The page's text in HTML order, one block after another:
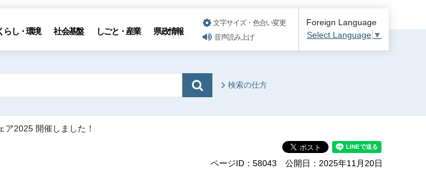
らし・環境 社会基盤 しごと・産業 県政情報
文字サイズ・色合い変更
音声読み上げ
Foreign Language
Select Language ▼
検索の仕方
ア2025 開催しました！
ページID：58043 公開日：2025年11月20日